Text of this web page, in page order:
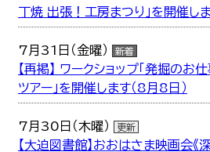
丁焼 出張！工房まつり」を開催し
7月31日（金曜） 新着
【再掲】 ワークショップ「発掘のお
ツアー」を開催します（8月8日）
7月30日（木曜） 更新
【大迫図書館】おおはさま映画会《